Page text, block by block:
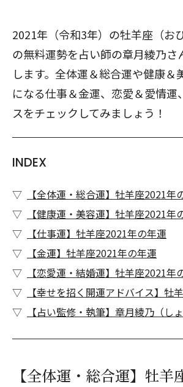
2021年（令和3年）の牡羊座（お
の無料運勢を占い師の章月綾乃さ
します。全体運＆総合運や健康＆
になる仕事＆金運、恋愛＆愛情運
スをチェックしてみましょう！
INDEX
【全体運・総合運】牡羊座2021年
【健康運・美容運】牡羊座2021年
【仕事運】牡羊座2021年の年運
【金運】牡羊座2021年の年運
【恋愛運・結婚運】牡羊座2021年
【幸せを招く開運アドバイス】牡
【占い監修・執筆】章月綾乃（し
【全体運・総合運】牡羊